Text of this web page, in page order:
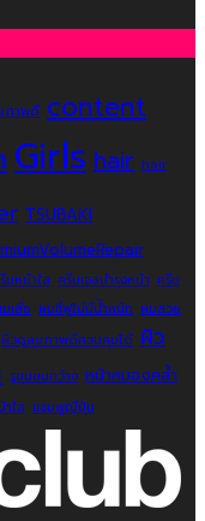
ภาพดี content
Girls hair hair
TSUBAKI
มหน้าใส ครีมเจลบำรุงหน้า ครีม
เสีย ผมชี้ฟูไม่มีน้ำหนัก ผมสวย
ผิวดูสุขภาพดีควบคุมได้ ผิว
รูขุมขนกว้าง หน้าหมองคล้ำ
าใส แชมพูญี่ปุ่น